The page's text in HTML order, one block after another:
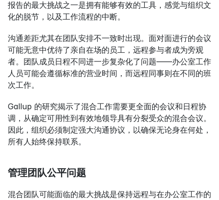
报告的最大挑战之一是拥有能够有效的工具，感觉与组织文
化的脱节，以及工作流程的中断。
沟通差距尤其在团队安排不一致时出现。面对面进行的会议
可能无意中优待了亲自在场的员工，远程参与者成为旁观
者。团队成员日程不同进一步复杂化了问题——办公室工作
人员可能会遵循标准的营业时间，而远程同事则在不同的班
次工作。
Gallup 的研究揭示了混合工作需要更全面的会议和日程协
调，从确定可用性到有效地领导具有分裂受众的混合会议。
因此，组织必须制定强大沟通协议，以确保无论身在何处，
所有人始终保持联系。
管理团队公平问题
混合团队可能面临的最大挑战是保持远程与在办公室工作的